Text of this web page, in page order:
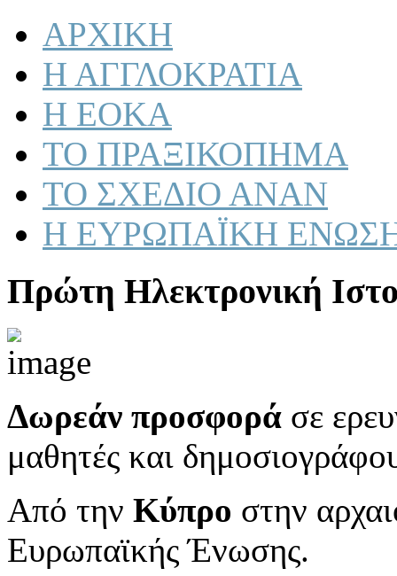
ΑΡΧΙΚΗ
Η ΑΓΓΛΟΚΡΑΤΙΑ
Η ΕΟΚΑ
ΤΟ ΠΡΑΞΙΚΟΠΗΜΑ
ΤΟ ΣΧΕΔΙΟ ΑΝΑΝ
Η ΕΥΡΩΠΑΪΚΗ
Πρώτη Ηλεκτρονική
Δωρεάν προσφορά σε
μαθητές και
Από την Κύπρο στην
Ευρωπαϊκής Ένωσης.